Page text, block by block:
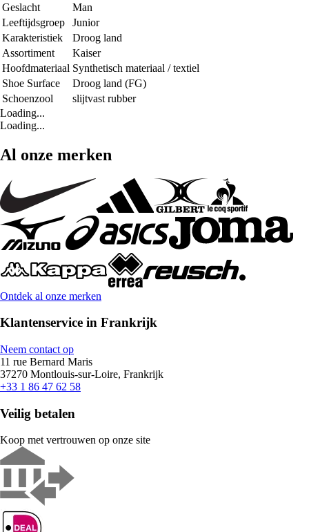
Geslacht
Man
Leeftijdsgroep
Junior
Karakteristiek
Droog land
Assortiment
Kaiser
Hoofdmateriaal Synthetisch materiaal / textiel
Shoe Surface
Droog land (FG)
Schoenzool
slijtvast rubber
Loading...
Loading...
Al onze merken
Ontdek al onze merken
Klantenservice in Frankrijk
Neem contact op
11 rue Bernard Maris
37270 Montlouis-sur-Loire, Frankrijk
+33 1 86 47 62 58
Veilig betalen
Koop met vertrouwen op onze site